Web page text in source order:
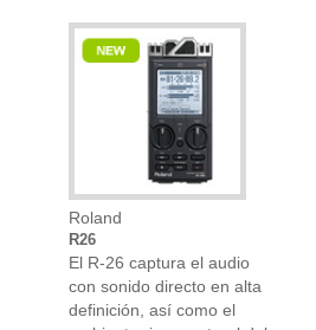
Roland
R26
El R-26 captura el audio
con sonido directo en alta
definición, así como el